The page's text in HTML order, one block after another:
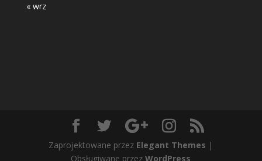
« wrz
Zaprojektowane przez Elegant Themes |
Obsługiwane przezWordPress